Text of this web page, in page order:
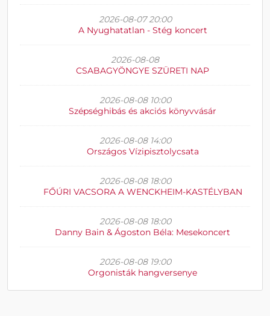
2026-08-07 20:00
A Nyughatatlan - Stég koncert
2026-08-08
CSABAGYÖNGYE SZÜRETI NAP
2026-08-08 10:00
Szépséghibás és akciós könyvvásár
2026-08-08 14:00
Országos Vízipisztolycsata
2026-08-08 18:00
FŐÚRI VACSORA A WENCKHEIM-KASTÉLYBAN
2026-08-08 18:00
Danny Bain & Ágoston Béla: Mesekoncert
2026-08-08 19:00
Orgonisták hangversenye